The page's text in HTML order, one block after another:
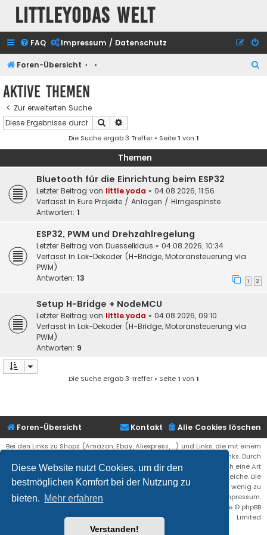
Diese Website nutzt Cookies, um dir den
bestmöglichen Komfort bei der Nutzung zu
bieten. Mehr erfahren
Verstanden!
Littleyodas Welt
FAQ Impressum / Datenschutz
Foren-Übersicht
Aktive Themen
Zur erweiterten Suche
Suche
Die Suche ergab 3 Treffer • Seite1 von 1
Themen
Bluetooth für die Einrichtung beim ESP32
Letzter Beitrag von little.yoda « 04.08.2026, 11:56
Verfasst in Eure Projekte / Anlagen / Hirngespinste
Antworten: 1
ESP32, PWM und Drehzahlregelung
Letzter Beitrag von Duesselklaus « 04.08.2026, 10:34
Verfasst in Lok-Dekoder (H-Bridge, Motoransteuerung via
PWM)
Antworten: 13 1 2
Setup H-Bridge + NodeMCU
Letzter Beitrag von little.yoda « 04.08.2026, 09:10
Verfasst in Lok-Dekoder (H-Bridge, Motoransteuerung via
PWM)
Antworten: 9
Die Suche ergab 3 Treffer • Seite1 von 1
Foren-Übersicht Alle Cookies löschen
Kontakt
Bei den Links zu Shops (Amazon, Ebay, Aliexpress, ...) und Links, die mit einem
Stern (*) markiert sind, kann es sich um sogenannte Affiliate Links. Durch
den Kauf eines Produktes über einen Affiliate Link erhälte ich eine Art
Umsatzbeteiligung gutgeschrieben. Für euch bleibt der Preis der gleiche. Die
Einnahmen helfen die Hostgebühren für diese Webseite ein wenig zu
reduzieren. Siehe auch das Impressum.
® Forum Software © phpBB
Limited